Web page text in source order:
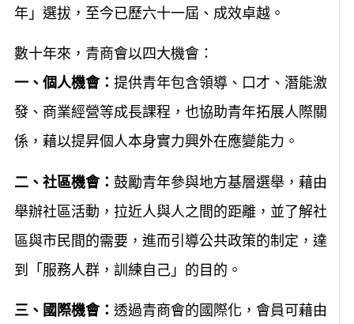
年」選拔，至今已歷六十一屆、成效卓越。
數十年來，青商會以四大機會：
一、個人機會： 提供青年包含領導、口才、潛能激
發、商業經營等成長課程，也協助青年拓展人際關
係，藉以提昇個人本身實力興外在應變能力。
二、社區機會： 鼓勵青年參與地方基層選舉，藉由
舉辦社區活動，拉近人與人之間的距離，並了解社
區與市民間的需要，進而引導公共政策的制定，達
到「服務人群，訓練自己」的目的。
三、國際機會： 透過青商會的國際化，會員可藉由